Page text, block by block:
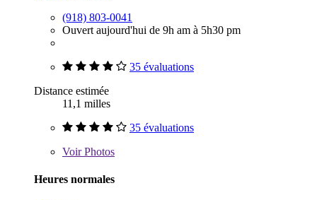
(918) 803-0041
Ouvert aujourd'hui de 9h am à 5h30 pm
35 évaluations
Distance estimée
11,1 milles
35 évaluations
VoirPhotos
Heures normales